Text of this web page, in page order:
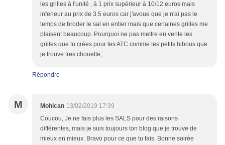
les grilles à l'unité , à 1 prix supérieur à 10/12 euros mais
inferieur au prix de 3.5 euros car j'avoue que je n'ai pas le
temps de broder le sal en entier mais que certaines grilles me
plaisent beaucoup. Pourquoi ne pas mettre en vente les
grilles que tu crées pour tes ATC comme tes petits hibous que
je trouve tres chouette;
Répondre
M Mohican 13/02/2019 17:39
Coucou, Je ne fais plus les SALS pour des raisons
différentes, mais je suis toujours ton blog que je trouve de
mieux en mieux. Bravo pour ce que tu fais. Bonne soirée